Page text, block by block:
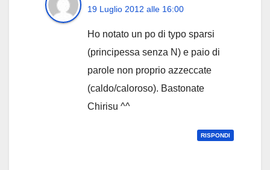
19 Luglio 2012 alle 16:00
Ho notato un po di typo sparsi
(principessa senza N) e paio di
parole non proprio azzeccate
(caldo/caloroso). Bastonate
Chirisu ^^
RISPONDI